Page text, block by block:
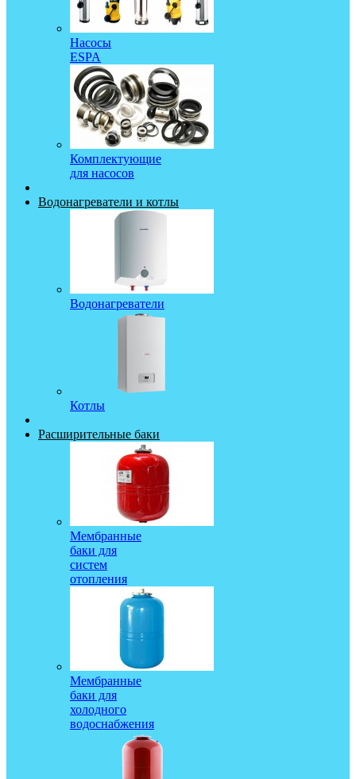
Насосы
ESPA
Комплектующие
для насосов
Водонагреватели и котлы
Водонагреватели
Котлы
Расширительные баки
Мембранные
баки для
систем
отопления
Мембранные
баки для
холодного
водоснабжения